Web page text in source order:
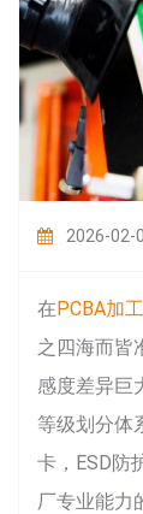
2026-02-
在PCBA加工
之四海而皆
感度差异巨
等级划分体
卡，ESD防
厂专业能力